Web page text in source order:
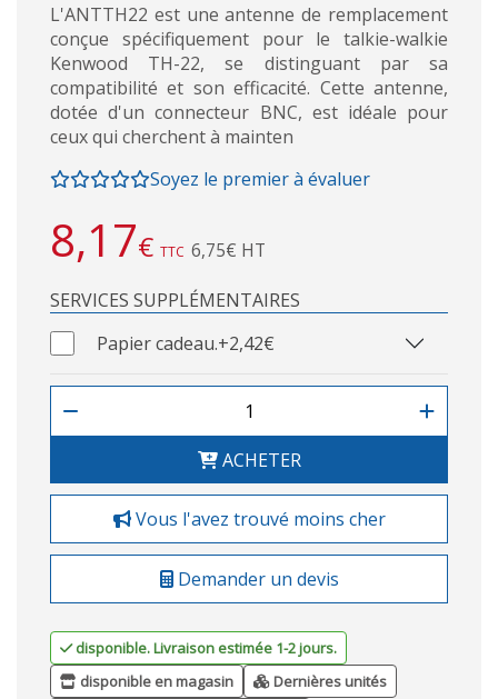
L'ANTTH22 est une antenne de remplacement
conçue spécifiquement pour le talkie-walkie
Kenwood TH-22, se distinguant par sa
compatibilité et son efficacité. Cette antenne,
dotée d'un connecteur BNC, est idéale pour
ceux qui cherchent à mainten
Soyez le premier à évaluer
8,17€ TTC 6,75€ HT
SERVICES SUPPLÉMENTAIRES
Papier cadeau.+2,42€
ACHETER
Vous l'avez trouvé moins cher
Demander un devis
disponible. Livraison estimée 1-2 jours.
disponible en magasin
Dernières unités